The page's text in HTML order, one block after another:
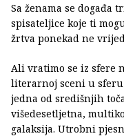
Sa ženama se događa
spisateljice koje ti
žrtva ponekad ne
Ali vratimo se iz sfere
literarnoj sceni u sferu
jedna od središnjih
višedesetljetna,
galaksija. Utrobni